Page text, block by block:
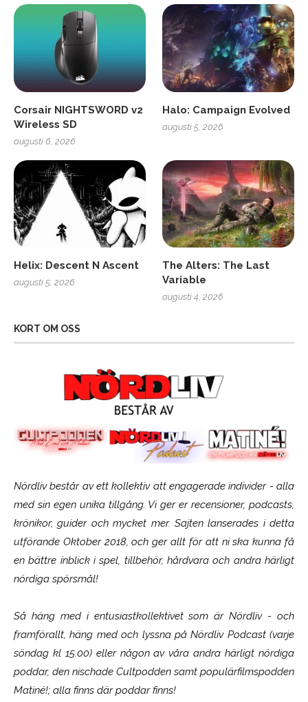
Corsair NIGHTSWORD v2
Wireless SD
augusti 6, 2026
Halo: Campaign Evolved
augusti 5, 2026
Helix: Descent N Ascent
augusti 5, 2026
The Alters: The Last
Variable
augusti 4, 2026
KORT OM OSS
Nördliv består av ett kollektiv att engagerade individer - alla
med sin egen unika tillgång. Vi ger er recensioner, podcasts,
krönikor, guider och mycket mer. Sajten lanserades i detta
utförande Oktober 2018, och ger allt för att ni ska kunna få
en bättre inblick i spel, tillbehör, hårdvara och andra härligt
nördiga spörsmål!
Så häng med i entusiastkollektivet som ärNördliv- och
framförallt, häng med och lyssna på Nördliv Podcast (varje
söndag kl 15.00) eller någon av våra andra härligt nördiga
poddar, den nischade Cultpodden samt populärfilmspodden
Matiné!; alla finns där poddar finns!